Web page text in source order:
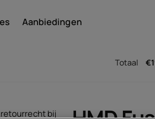
Aanbiedingen
Totaal €
retourrecht bij
HMD